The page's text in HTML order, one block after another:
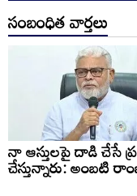
సంబంధిత వార్తలు
నా ఆస్తులపై దాడి చేసే
చేస్తున్నారు: అంబటి